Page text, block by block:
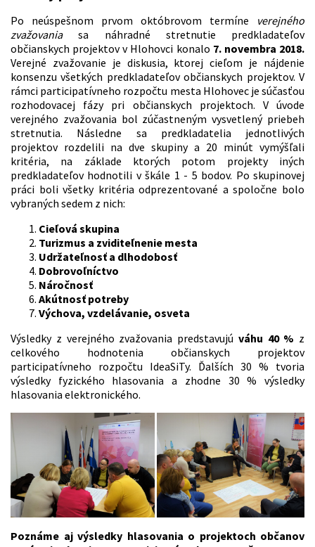
Po neúspešnom prvom októbrovom termíne verejného
zvažovaniasa náhradné stretnutie predkladateľov
občianskych projektov v Hlohovci konalo 7. novembra 2018.
Verejné zvažovanie je diskusia, ktorej cieľom je nájdenie
konsenzu všetkých predkladateľov občianskych projektov. V
rámci participatívneho rozpočtu mesta Hlohovec je súčasťou
rozhodovacej fázy pri občianskych projektoch. V úvode
verejného zvažovania bol zúčastneným vysvetlený priebeh
stretnutia. Následne sa predkladatelia jednotlivých
projektov rozdelili na dve skupiny a 20 minút vymýšľali
kritéria, na základe ktorých potom projekty iných
predkladateľov hodnotili v škále 1 - 5 bodov. Po skupinovej
práci boli všetky kritéria odprezentované a spoločne bolo
vybraných sedem z nich:
Cieľová skupina
Turizmus a zviditeľnenie mesta
Udržateľnosť a dlhodobosť
Dobrovoľníctvo
Náročnosť
Akútnosť potreby
Výchova, vzdelávanie, osveta
Výsledky z verejného zvažovania predstavujú váhu 40 % z
celkového hodnotenia občianskych projektov
participatívneho rozpočtu IdeaSiTy. Ďalších 30 % tvoria
výsledky fyzického hlasovania a zhodne 30 % výsledky
hlasovania elektronického.
Poznáme aj výsledky hlasovania o projektoch občanov